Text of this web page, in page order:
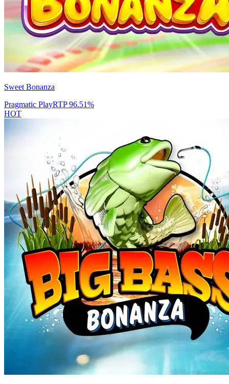
Sweet Bonanza
Pragmatic PlayRTP96.51%
HOT